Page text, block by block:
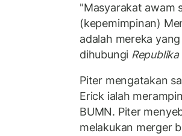
"Masyarakat awam
(kepemimpinan)
adalah mereka
dihubungi Republika
Piter mengatakan
Erick ialah
BUMN. Piter
melakukan merger